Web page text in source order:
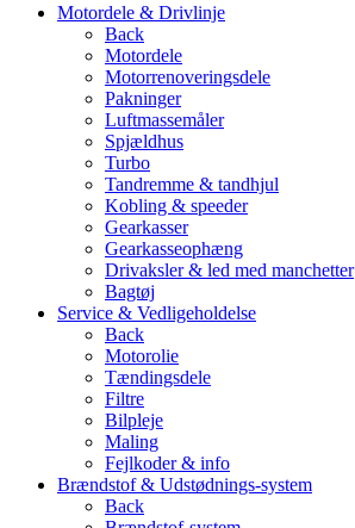
Motordele & Drivlinje
Back
Motordele
Motorrenoveringsdele
Pakninger
Luftmassemåler
Spjældhus
Turbo
Tandremme & tandhjul
Kobling & speeder
Gearkasser
Gearkasseophæng
Drivaksler & led med manchetter
Bagtøj
Service & Vedligeholdelse
Back
Motorolie
Tændingsdele
Filtre
Bilpleje
Maling
Fejlkoder & info
Brændstof & Udstødnings-system
Back